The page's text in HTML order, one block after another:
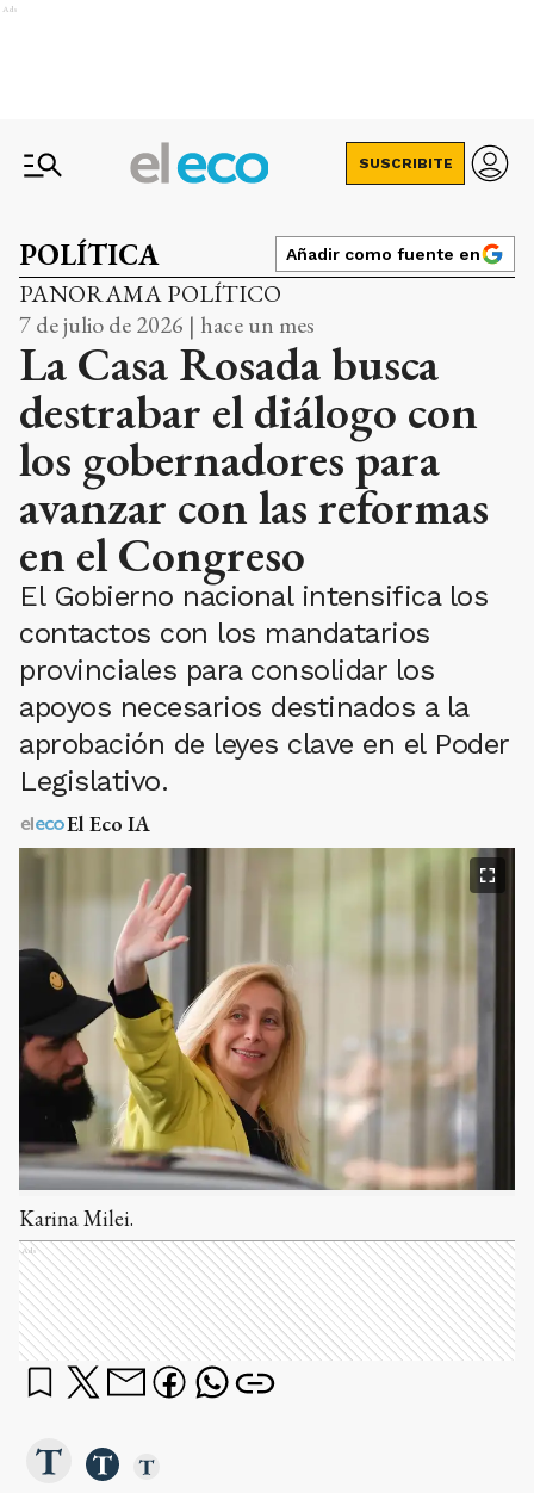
Ads
SUSCRIBITE
POLÍTICA Añadir como fuente en
PANORAMA POLÍTICO
7 de julio de 2026 | hace un mes
La Casa Rosada busca
destrabar el diálogo con
los gobernadores para
avanzar con las reformas
en el Congreso
El Gobierno nacional intensifica los
contactos con los mandatarios
provinciales para consolidar los
apoyos necesarios destinados a la
aprobación de leyes clave en el Poder
Legislativo.
El Eco IA
Karina Milei.
Ads